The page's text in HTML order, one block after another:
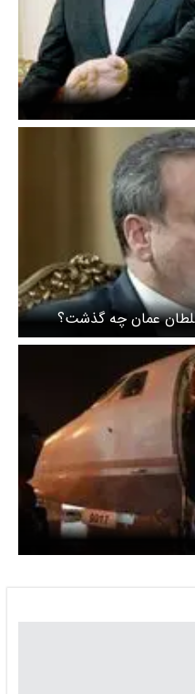
عمان چه گذشت؟